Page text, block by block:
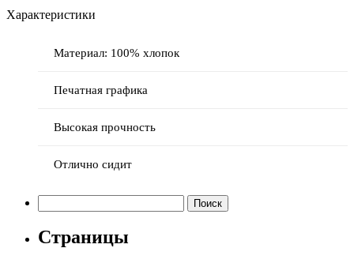
Характеристики
Материал: 100% хлопок
Печатная графика
Высокая прочность
Отлично сидит
Страницы